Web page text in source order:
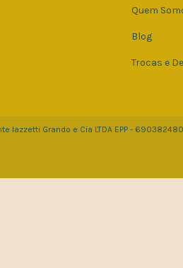
Quem
Blog
Trocas e
Iazzetti Grando e Cia LTDA EPP -